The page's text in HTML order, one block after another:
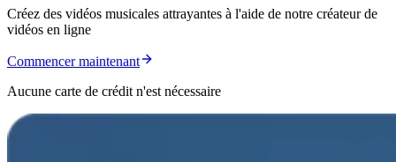
Créez des vidéos musicales attrayantes à l'aide de notre créateur de
vidéos en ligne
Commencer maintenant
Aucune carte de crédit n'est nécessaire